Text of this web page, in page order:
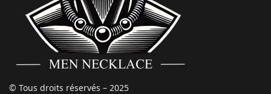
© Tous droits réservés – 2025